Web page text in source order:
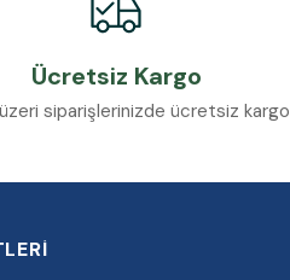
Ücretsiz Kargo
siparişlerinizde ücretsiz kargo